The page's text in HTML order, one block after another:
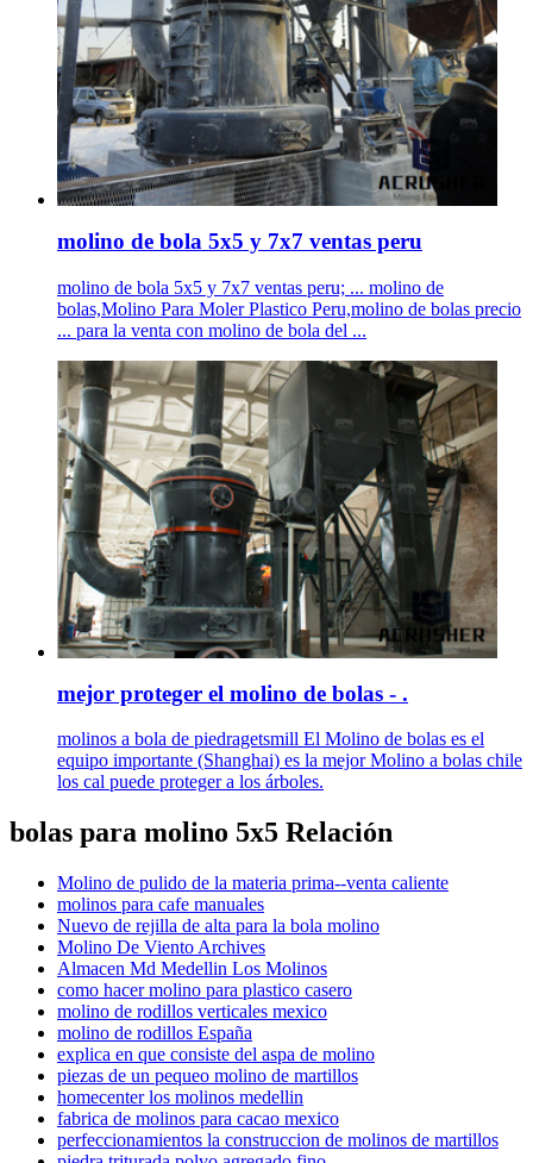
molino de bola 5x5 y 7x7 ventas peru
molino de bola 5x5 y 7x7 ventas peru; ... molino de
bolas,Molino Para Moler Plastico Peru,molino de bolas precio
... para la venta con molino de bola del ...
mejor proteger el molino de bolas - .
molinos a bola de piedragetsmill El Molino de bolas es el
equipo importante (Shanghai) es la mejor Molino a bolas chile
los cal puede proteger a los árboles.
bolas para molino 5x5 Relación
Molino de pulido de la materia prima--venta caliente
molinos para cafe manuales
Nuevo de rejilla de alta para la bola molino
Molino De Viento Archives
Almacen Md Medellin Los Molinos
como hacer molino para plastico casero
molino de rodillos verticales mexico
molino de rodillos España
explica en que consiste del aspa de molino
piezas de un pequeo molino de martillos
homecenter los molinos medellin
fabrica de molinos para cacao mexico
perfeccionamientos la construccion de molinos de martillos